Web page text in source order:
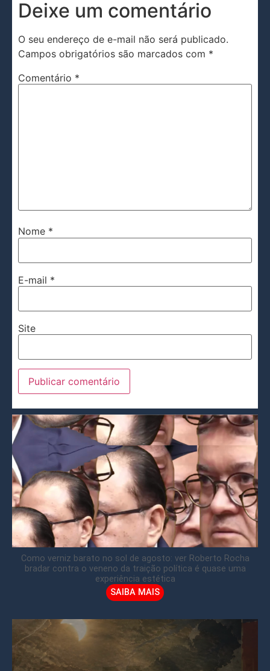
Deixe um comentário
O seu endereço de e-mail não será publicado.
Campos obrigatórios são marcados com *
Comentário *
Nome *
E-mail *
Site
Como verniz barato no sol de agosto: ver Roberto Rocha
bradar contra o veneno da traição política é quase uma
experiência estética
SAIBA MAIS